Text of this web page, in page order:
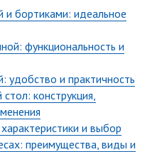
бортиками: идеальное
функциональность и
удобство и практичность
конструкция,
и выбор
преимущества, виды и